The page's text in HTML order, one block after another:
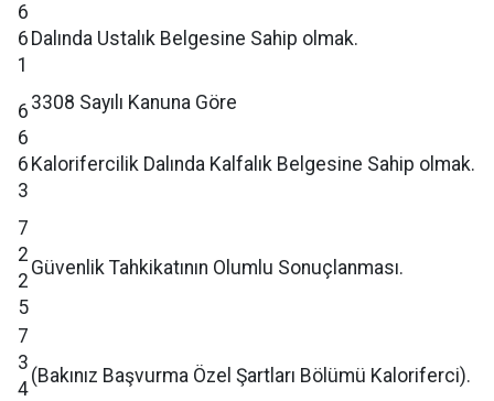
6
6
1
Dalında Ustalık Belgesine Sahip olmak.
6
6
6
3
3308 Sayılı Kanuna Göre
Kalorifercilik Dalında Kalfalık Belgesine Sahip olmak.
7
2
2
5
Güvenlik Tahkikatının Olumlu Sonuçlanması.
7
3
4
(Bakınız Başvurma Özel Şartları Bölümü Kaloriferci).